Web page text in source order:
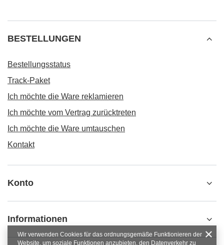
BESTELLUNGEN
Bestellungsstatus
Track-Paket
Ich möchte die Ware reklamieren
Ich möchte vom Vertrag zurücktreten
Ich möchte die Ware umtauschen
Kontakt
Konto
Informationen
Wir verwenden Cookies für das ordnungsgemäße Funktionieren der
Website, um soziale Funktionen anzubieten, den Datenverkehr zu